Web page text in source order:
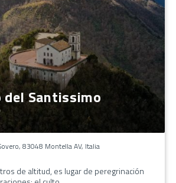
Santissimo
83048 Montella AV, Italia
de altitud, es lugar de peregrinación